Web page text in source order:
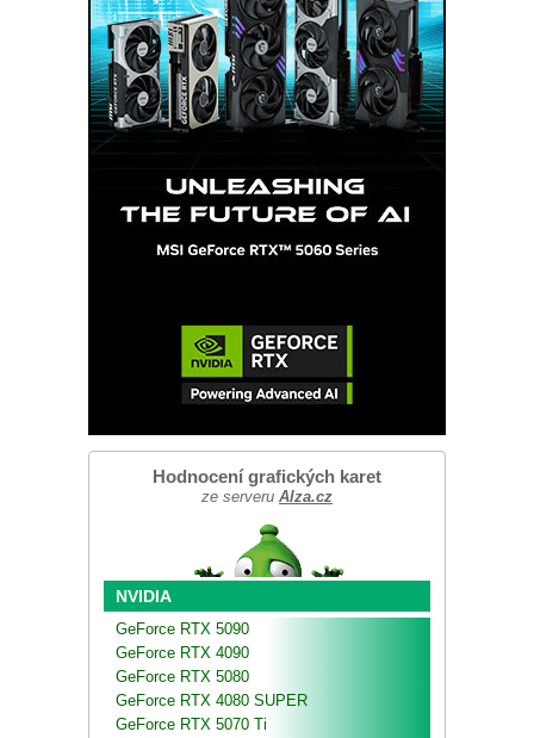
Hodnocení grafických karet
ze serveru Alza.cz
NVIDIA
GeForce RTX 5090
GeForce RTX 4090
GeForce RTX 5080
GeForce RTX 4080 SUPER
GeForce RTX 5070 Ti